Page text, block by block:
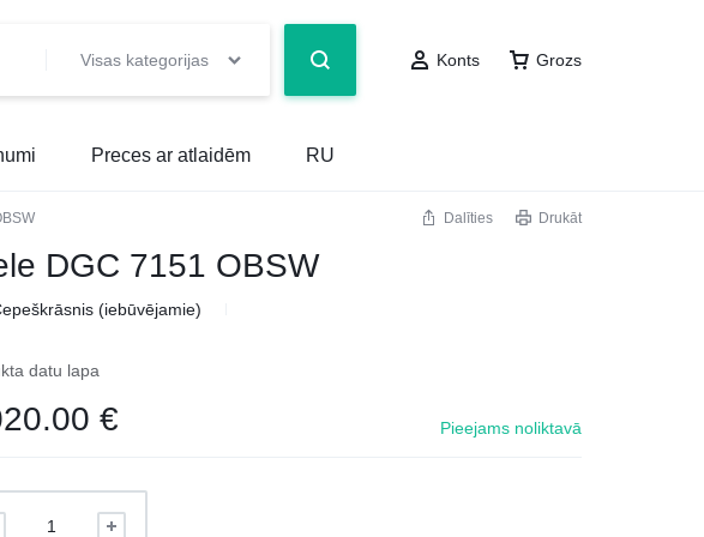
Visas kategorijas Konts Grozs
Preces ar atlaidēm RU
Dalīties Drukāt
DGC 7151 OBSW
(iebūvējamie)
datu lapa
€ Pieejams noliktavā